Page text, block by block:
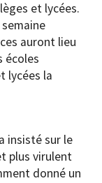
et lycées.
auront lieu
écoles
lycées la
insisté sur le
plus virulent
donné un